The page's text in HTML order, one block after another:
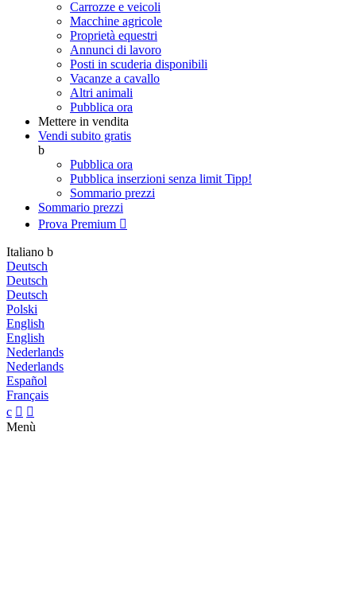
Carrozze e veicoli
Macchine agricole
Proprietà equestri
Annunci di lavoro
Posti in scuderia disponibili
Vacanze a cavallo
Altri animali
Pubblica ora
Mettere in vendita
Vendi subito gratis
b
Pubblica ora
Pubblica inserzioni senza limit Tipp!
Sommario prezzi
Sommario prezzi
Prova Premium 
Italiano b
Deutsch
Deutsch
Deutsch
Polski
English
English
Nederlands
Nederlands
Español
Français
c  
Menù